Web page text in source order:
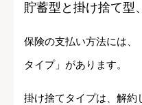
貯蓄型と掛け捨て型
保険の支払い方法には、
タイプ」があります。
掛け捨てタイプは、解約